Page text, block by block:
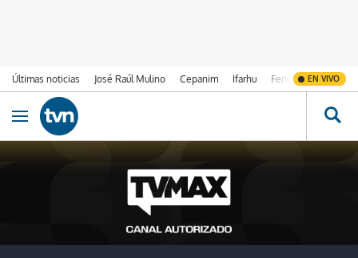
Últimas noticias José Raúl Mulino Cepanim Ifarhu Fenómeno de El
EN VIVO
Ir al contenido
Obrir navegació